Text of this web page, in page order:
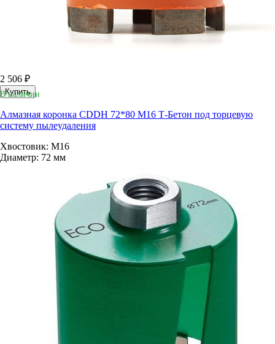
2 506 ₽
Купить
В наличии
Алмазная коронка CDDH 72*80 М16 Т-Бетон под торцевую
систему пылеудаления
Хвостовик: М16
Диаметр: 72 мм